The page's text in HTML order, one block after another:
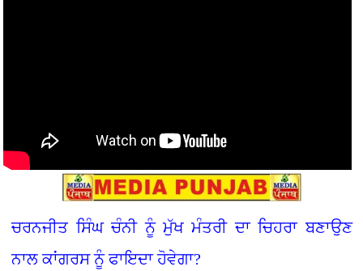
ਚਰਨਜੀਤ ਸਿੰਘ ਚੰਨੀ ਨੂੰ ਮੁੱਖ ਮੰਤਰੀ ਦਾ ਚਿਹਰਾ ਬਣਾਉਣ
ਨਾਲ ਕਾਂਗਰਸ ਨੂੰ ਫਾਇਦਾ ਹੋਵੇਗਾ?